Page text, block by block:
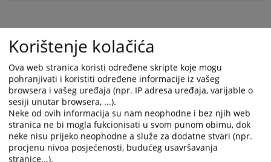
to
interact
with
the
calendar
and
select
a
date.
Press
to
interact
with
the
calendar
and
select
a
date.
Press
Korištenje kolačića
Ova web stranica koristi određene skripte koje mogu
pohranjivati i koristiti određene informacije iz vašeg
browsera i vašeg uređaja (npr. IP adresa uređaja, varijable o
sesiji unutar browsera, ...).
Neke od ovih informacija su nam neophodne i bez njih web
stranica ne bi mogla fukcionisati u svom punom obimu, dok
neke nisu prijeko neophodne a služe za dodatne stvari (npr.
procjenu nivoa posjećenosti, budućeg usavršavanja
stranice...).